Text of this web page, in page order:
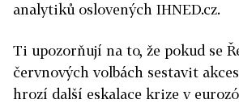
analytiků oslovených IHNED.cz.
Ti upozorňují na to, že pokud se
červnových volbách sestavit
hrozí další eskalace krize v